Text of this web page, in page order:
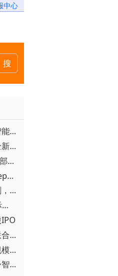
中心
搜
▪ 威格中国全新总部及智能工厂启用
▪ 霍尼韦尔发布分拆后全新品牌：霍尼韦尔科技与霍尼韦尔航空航天
▪ 大力发展“工厂游”，七部门联合发文！
▪ ABB通过集成DSX Blueprint AI基础设施，扩大与英伟达的合作
▪ 京东工业发起百川计划， 构建工业大模型新生态
▪ 研华举办 Edge AI 国际论坛
▪ 重磅官宣！汇川技术联合发起 D12 联盟，开创产教融合新范式
▪ 全球低压变频器市场规模2030年将超170亿美元
▪ 华为云发布全流程具身智能开发平台CloudRobo